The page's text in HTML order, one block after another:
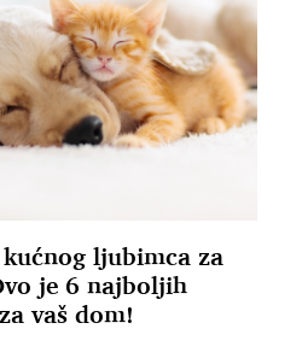
ljubimca za
je 6 najboljih
vaš dom!